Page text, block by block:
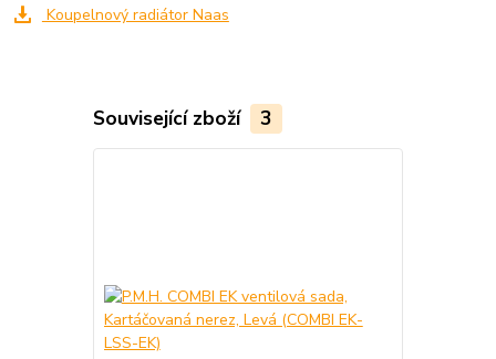
Koupelnový radiátor Naas
Související zboží 3